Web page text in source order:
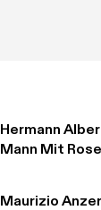
Hermann
Mann Mit
Maurizio